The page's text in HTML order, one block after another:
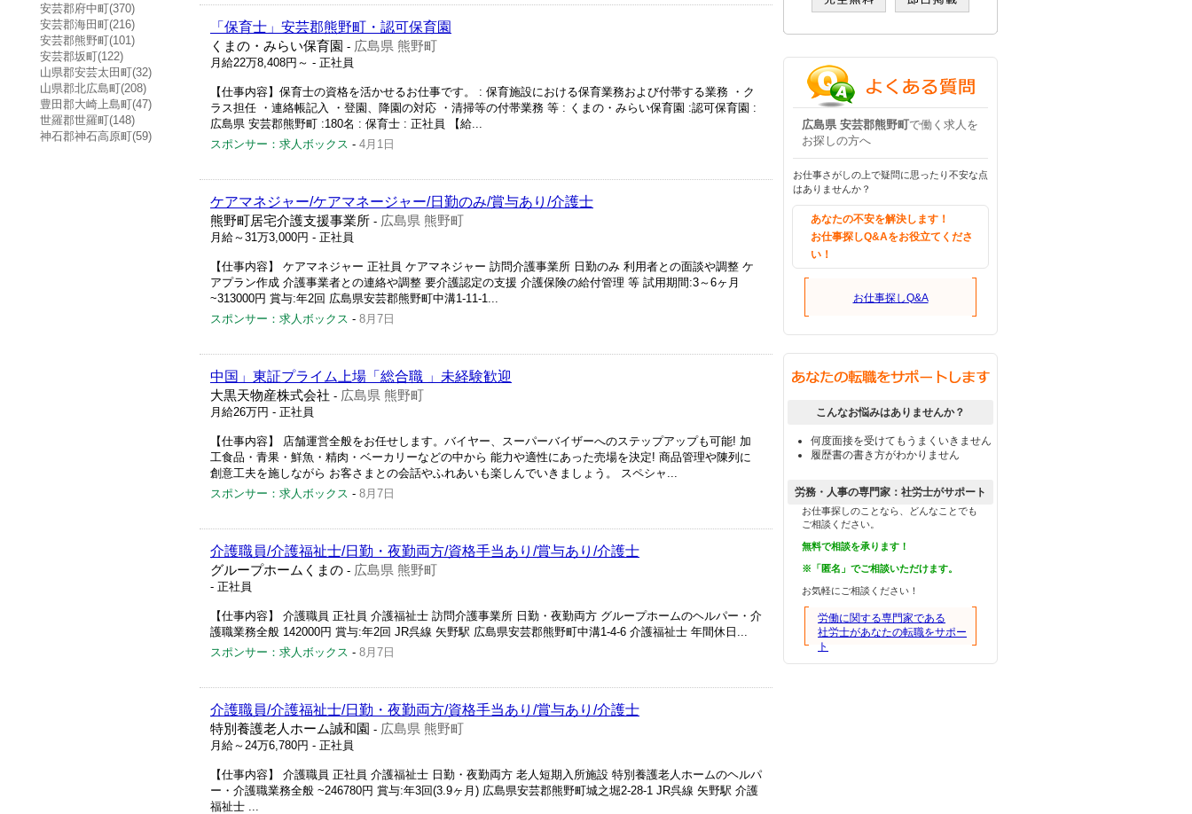
安芸郡府中町(370)
安芸郡海田町(216)
安芸郡熊野町(101)
安芸郡坂町(122)
山県郡安芸太田町(32)
山県郡北広島町(208)
豊田郡大崎上島町(47)
世羅郡世羅町(148)
神石郡神石高原町(59)
「保育士」安芸郡熊野町・認可保育園
くまの・みらい保育園 - 広島県 熊野町
月給22万8,408円～ - 正社員
【仕事内容】保育士の資格を活かせるお仕事です。 : 保育施設における保育業務および付帯する業務 ・ク
ラス担任 ・連絡帳記入 ・登園、降園の対応 ・清掃等の付帯業務 等 : くまの・みらい保育園 :認可保育園 :
広島県 安芸郡熊野町 :180名 : 保育士 : 正社員 【給...
スポンサー：求人ボックス - 4月1日
ケアマネジャー/ケアマネージャー/日勤のみ/賞与あり/介護士
熊野町居宅介護支援事業所 - 広島県 熊野町
月給～31万3,000円 - 正社員
【仕事内容】 ケアマネジャー 正社員 ケアマネジャー 訪問介護事業所 日勤のみ 利用者との面談や調整 ケ
アプラン作成 介護事業者との連絡や調整 要介護認定の支援 介護保険の給付管理 等 試用期間:3～6ヶ月
~313000円 賞与:年2回 広島県安芸郡熊野町中溝1-11-1...
スポンサー：求人ボックス - 8月7日
中国」東証プライム上場「総合職 」未経験歓迎
大黒天物産株式会社 - 広島県 熊野町
月給26万円 - 正社員
【仕事内容】 店舗運営全般をお任せします。バイヤー、スーパーバイザーへのステップアップも可能! 加
工食品・青果・鮮魚・精肉・ベーカリーなどの中から 能力や適性にあった売場を決定! 商品管理や陳列に
創意工夫を施しながら お客さまとの会話やふれあいも楽しんでいきましょう。 スペシャ...
スポンサー：求人ボックス - 8月7日
介護職員/介護福祉士/日勤・夜勤両方/資格手当あり/賞与あり/介護士
グループホームくまの - 広島県 熊野町
- 正社員
【仕事内容】 介護職員 正社員 介護福祉士 訪問介護事業所 日勤・夜勤両方 グループホームのヘルパー・介
護職業務全般 142000円 賞与:年2回 JR呉線 矢野駅 広島県安芸郡熊野町中溝1-4-6 介護福祉士 年間休日...
スポンサー：求人ボックス - 8月7日
介護職員/介護福祉士/日勤・夜勤両方/資格手当あり/賞与あり/介護士
特別養護老人ホーム誠和園 - 広島県 熊野町
月給～24万6,780円 - 正社員
【仕事内容】 介護職員 正社員 介護福祉士 日勤・夜勤両方 老人短期入所施設 特別養護老人ホームのヘルパ
ー・介護職業務全般 ~246780円 賞与:年3回(3.9ヶ月) 広島県安芸郡熊野町城之堀2-28-1 JR呉線 矢野駅 介護
福祉士 ...
広島県 安芸郡熊野町で働く求人を
お探しの方へ
お仕事さがしの上で疑問に思ったり不安な点
はありませんか？
あなたの不安を解決します！
お仕事探しQ&Aをお役立てくださ
い！
お仕事探しQ&A
こんなお悩みはありませんか？
何度面接を受けてもうまくいきません
履歴書の書き方がわかりません
労務・人事の専門家：社労士がサポート
お仕事探しのことなら、どんなことでも
ご相談ください。
無料で相談を承ります！
※「匿名」でご相談いただけます。
お気軽にご相談ください！
労働に関する専門家である
社労士があなたの転職をサポー
ト